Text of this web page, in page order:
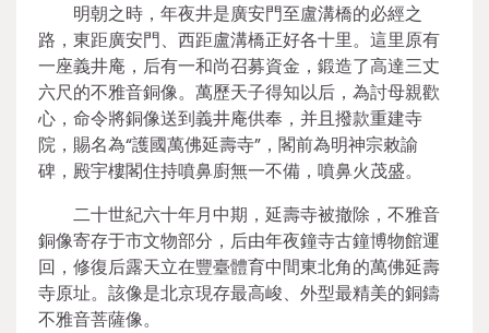
明朝之時，年夜井是廣安門至盧溝橋的必經之
路，東距廣安門、西距盧溝橋正好各十里。這里原有
一座義井庵，后有一和尚召募資金，鍛造了高達三丈
六尺的不雅音銅像。萬歷天子得知以后，為討母親歡
心，命令將銅像送到義井庵供奉，并且撥款重建寺
院，賜名為“護國萬佛延壽寺”，閣前為明神宗敕諭
碑，殿宇樓閣住持噴鼻廚無一不備，噴鼻火茂盛。
二十世紀六十年月中期，延壽寺被撤除，不雅音
銅像寄存于市文物部分，后由年夜鐘寺古鐘博物館運
回，修復后露天立在豐臺體育中間東北角的萬佛延壽
寺原址。該像是北京現存最高峻、外型最精美的銅鑄
不雅音菩薩像。